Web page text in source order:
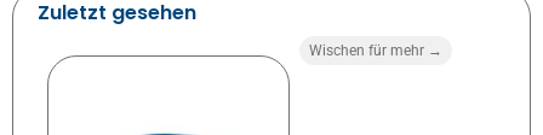
Zuletzt gesehen
Wischen für mehr →